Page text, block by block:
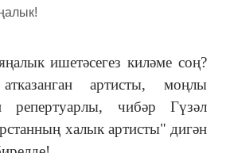
ишетәсегез киләме соң?
артисты, моңлы
чибәр Гүзәл
халык артисты" дигән